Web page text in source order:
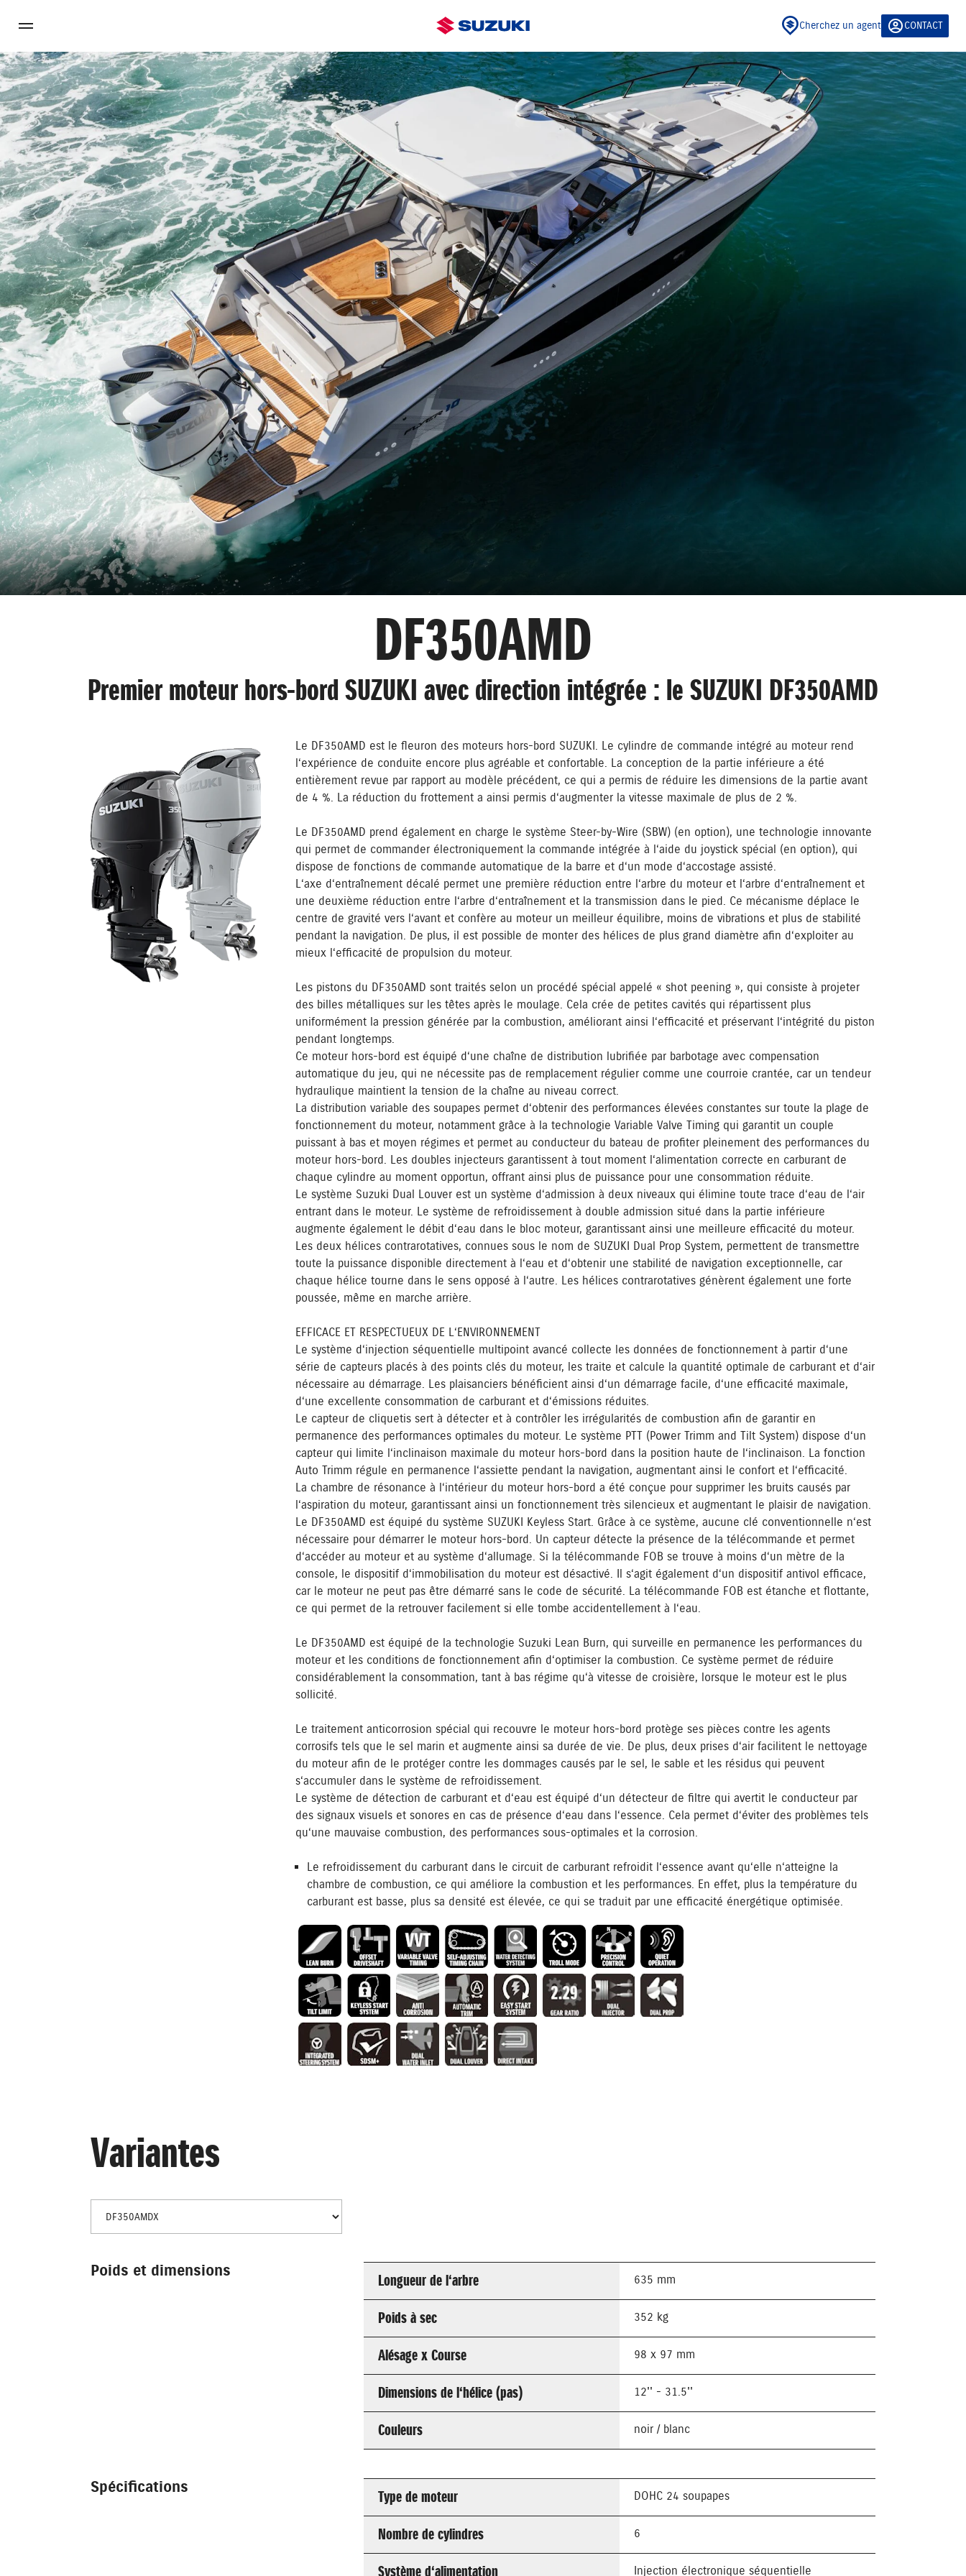
Cherchez un agent CONTACT
DF350AMD
Premier moteur hors-bord SUZUKI avec direction intégrée : le SUZUKI DF350AMD
Le DF350AMD est le fleuron des moteurs hors-bord SUZUKI. Le cylindre de commande intégré au moteur rend
l‘expérience de conduite encore plus agréable et confortable. La conception de la partie inférieure a été
entièrement revue par rapport au modèle précédent, ce qui a permis de réduire les dimensions de la partie avant
de 4 %. La réduction du frottement a ainsi permis d‘augmenter la vitesse maximale de plus de 2 %.
Le DF350AMD prend également en charge le système Steer-by-Wire (SBW) (en option), une technologie innovante
qui permet de commander électroniquement la commande intégrée à l‘aide du joystick spécial (en option), qui
dispose de fonctions de commande automatique de la barre et d‘un mode d‘accostage assisté.
L‘axe d‘entraînement décalé permet une première réduction entre l‘arbre du moteur et l‘arbre d‘entraînement et
une deuxième réduction entre l‘arbre d‘entraînement et la transmission dans le pied. Ce mécanisme déplace le
centre de gravité vers l‘avant et confère au moteur un meilleur équilibre, moins de vibrations et plus de stabilité
pendant la navigation. De plus, il est possible de monter des hélices de plus grand diamètre afin d‘exploiter au
mieux l‘efficacité de propulsion du moteur.
Les pistons du DF350AMD sont traités selon un procédé spécial appelé « shot peening », qui consiste à projeter
des billes métalliques sur les têtes après le moulage. Cela crée de petites cavités qui répartissent plus
uniformément la pression générée par la combustion, améliorant ainsi l‘efficacité et préservant l‘intégrité du piston
pendant longtemps.
Ce moteur hors-bord est équipé d‘une chaîne de distribution lubrifiée par barbotage avec compensation
automatique du jeu, qui ne nécessite pas de remplacement régulier comme une courroie crantée, car un tendeur
hydraulique maintient la tension de la chaîne au niveau correct.
La distribution variable des soupapes permet d‘obtenir des performances élevées constantes sur toute la plage de
fonctionnement du moteur, notamment grâce à la technologie Variable Valve Timing qui garantit un couple
puissant à bas et moyen régimes et permet au conducteur du bateau de profiter pleinement des performances du
moteur hors-bord. Les doubles injecteurs garantissent à tout moment l‘alimentation correcte en carburant de
chaque cylindre au moment opportun, offrant ainsi plus de puissance pour une consommation réduite.
Le système Suzuki Dual Louver est un système d‘admission à deux niveaux qui élimine toute trace d‘eau de l‘air
entrant dans le moteur. Le système de refroidissement à double admission situé dans la partie inférieure
augmente également le débit d‘eau dans le bloc moteur, garantissant ainsi une meilleure efficacité du moteur.
Les deux hélices contrarotatives, connues sous le nom de SUZUKI Dual Prop System, permettent de transmettre
toute la puissance disponible directement à l‘eau et d‘obtenir une stabilité de navigation exceptionnelle, car
chaque hélice tourne dans le sens opposé à l‘autre. Les hélices contrarotatives génèrent également une forte
poussée, même en marche arrière.
EFFICACE ET RESPECTUEUX DE L‘ENVIRONNEMENT
Le système d‘injection séquentielle multipoint avancé collecte les données de fonctionnement à partir d‘une
série de capteurs placés à des points clés du moteur, les traite et calcule la quantité optimale de carburant et d‘air
nécessaire au démarrage. Les plaisanciers bénéficient ainsi d‘un démarrage facile, d‘une efficacité maximale,
d‘une excellente consommation de carburant et d‘émissions réduites.
Le capteur de cliquetis sert à détecter et à contrôler les irrégularités de combustion afin de garantir en
permanence des performances optimales du moteur. Le système PTT (Power Trimm and Tilt System) dispose d‘un
capteur qui limite l‘inclinaison maximale du moteur hors-bord dans la position haute de l‘inclinaison. La fonction
Auto Trimm régule en permanence l‘assiette pendant la navigation, augmentant ainsi le confort et l‘efficacité.
La chambre de résonance à l‘intérieur du moteur hors-bord a été conçue pour supprimer les bruits causés par
l‘aspiration du moteur, garantissant ainsi un fonctionnement très silencieux et augmentant le plaisir de navigation.
Le DF350AMD est équipé du système SUZUKI Keyless Start. Grâce à ce système, aucune clé conventionnelle n‘est
nécessaire pour démarrer le moteur hors-bord. Un capteur détecte la présence de la télécommande et permet
d‘accéder au moteur et au système d‘allumage. Si la télécommande FOB se trouve à moins d‘un mètre de la
console, le dispositif d‘immobilisation du moteur est désactivé. Il s‘agit également d‘un dispositif antivol efficace,
car le moteur ne peut pas être démarré sans le code de sécurité. La télécommande FOB est étanche et flottante,
ce qui permet de la retrouver facilement si elle tombe accidentellement à l‘eau.
Le DF350AMD est équipé de la technologie Suzuki Lean Burn, qui surveille en permanence les performances du
moteur et les conditions de fonctionnement afin d‘optimiser la combustion. Ce système permet de réduire
considérablement la consommation, tant à bas régime qu‘à vitesse de croisière, lorsque le moteur est le plus
sollicité.
Le traitement anticorrosion spécial qui recouvre le moteur hors-bord protège ses pièces contre les agents
corrosifs tels que le sel marin et augmente ainsi sa durée de vie. De plus, deux prises d‘air facilitent le nettoyage
du moteur afin de le protéger contre les dommages causés par le sel, le sable et les résidus qui peuvent
s‘accumuler dans le système de refroidissement.
Le système de détection de carburant et d‘eau est équipé d‘un détecteur de filtre qui avertit le conducteur par
des signaux visuels et sonores en cas de présence d‘eau dans l‘essence. Cela permet d‘éviter des problèmes tels
qu‘une mauvaise combustion, des performances sous-optimales et la corrosion.
Le refroidissement du carburant dans le circuit de carburant refroidit l‘essence avant qu‘elle n‘atteigne la
chambre de combustion, ce qui améliore la combustion et les performances. En effet, plus la température du
carburant est basse, plus sa densité est élevée, ce qui se traduit par une efficacité énergétique optimisée.
Variantes
Poids et dimensions
Longueur de l‘arbre 635 mm
Poids à sec 352 kg
Alésage x Course 98 x 97 mm
Dimensions de l‘hélice (pas) 12'' - 31.5''
Couleurs noir / blanc
Spécifications
Type de moteur DOHC 24 soupapes
Nombre de cylindres 6
Système d‘alimentation Injection électronique séquentielle